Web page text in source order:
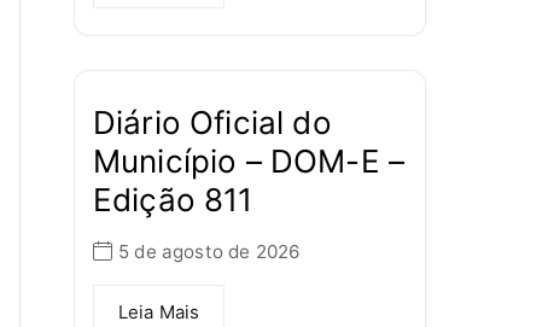
Diário Oficial do
Município – DOM-E –
Edição 811
5 de agosto de 2026
Leia Mais